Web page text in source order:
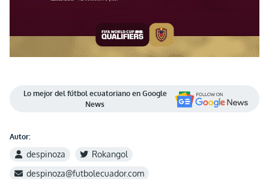
Lo mejor del fútbol ecuatoriano en Google
News
Autor:
despinoza
Rokangol
despinoza@futbolecuador.com